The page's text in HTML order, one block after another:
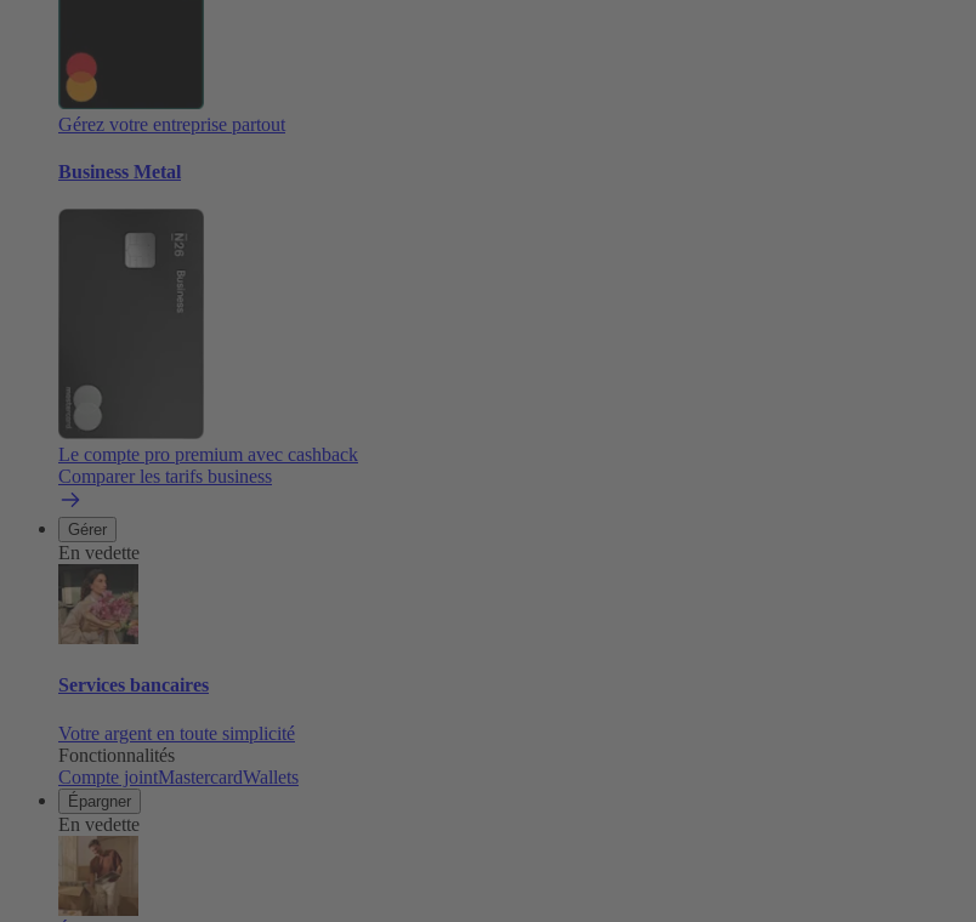
Gérez votre entreprise partout
Business Metal
Le compte pro premium avec cashback
Comparer les tarifs business
Gérer
En vedette
Services bancaires
Votre argent en toute simplicité
Fonctionnalités
Compte jointMastercardWallets
Épargner
En vedette